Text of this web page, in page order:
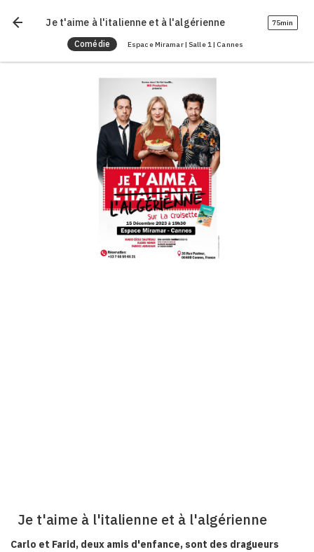
arrow_back Je t'aime à l'italienne et à l'algérienne 75min
Comédie Espace Miramar | Salle 1 | Cannes
Je t'aime à l'italienne et à l'algérienne
Carlo et Farid, deux amis d'enfance, sont des dragueurs